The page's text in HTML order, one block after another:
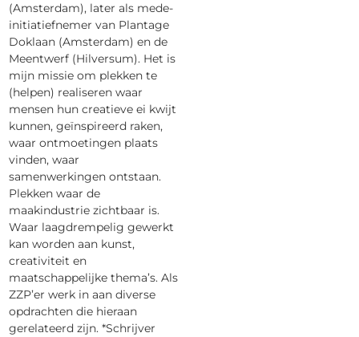
(Amsterdam), later als mede-
initiatiefnemer van Plantage
Doklaan (Amsterdam) en de
Meentwerf (Hilversum). Het is
mijn missie om plekken te
(helpen) realiseren waar
mensen hun creatieve ei kwijt
kunnen, geïnspireerd raken,
waar ontmoetingen plaats
vinden, waar
samenwerkingen ontstaan.
Plekken waar de
maakindustrie zichtbaar is.
Waar laagdrempelig gewerkt
kan worden aan kunst,
creativiteit en
maatschappelijke thema’s. Als
ZZP’er werk in aan diverse
opdrachten die hieraan
gerelateerd zijn. *Schrijver